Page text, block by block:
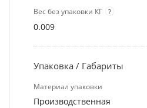
Вес без упаковки КГ ?
0.009
Упаковка / Габариты
Материал упаковки
Производственная